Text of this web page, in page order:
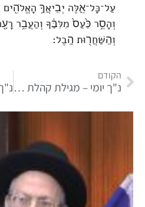
עַל־כָּל־אֵ֛לֶּה יְבִֽיאֲךָ֥
וְהָסֵ֥ר כַּ֙עַס֙ מִלִּבֶּ֔ךָ וְהַעֲבֵ֥ר
וְהַֽשַּׁחֲר֖וּת הָֽבֶל׃
הקודם
נ"ך יומי – מגילת קהלת פרק י